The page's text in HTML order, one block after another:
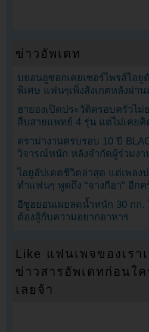
ข่าวอัพเดท
บยอนอูซอกเคยเซอร์ไพรส์ไอยู
พิเศษ แฟนๆเพิ่งสังเกตหลังผ่าน
ฮายองเปิดประวัติครอบครัวไม่
สืบสายแพทย์ 4 รุ่น แต่ไม่เคยคิ
ดราม่างานครบรอบ 10 ปี
วิจารณ์หนัก หลังจำกัดผู้ร่วมง
ไอยูอัปเดตชีวิตล่าสุด แต่เพลง
ทำแฟนๆ พูดถึง “จางกีฮา” อีกค
อีซูฮยอนเผยลดน้ำหนัก 30 กก.
ต้องสู้กับความอยากอาหาร
Like แฟนเพจของเรา
ข่าวสารอัพเดทก่อนใ
เลยจ้า